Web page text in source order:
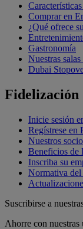
Comprar en
¿Qué ofrece
Gastronomía
Nuestras
Dubai
Fidelización
Inicie sesión
Regístrese en
Nuestros
Beneficios de
Inscriba su
Normativa del
Suscribirse a
Ahorre con